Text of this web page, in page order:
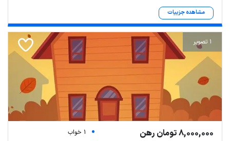
مشاهده جزییات
1 تصویر
8,000,000 تومان رهن
1 خواب